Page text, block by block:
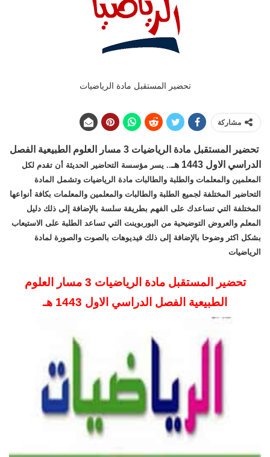
تحضير المستقبل مادة الرياضيات
مشاركة
تحضير المستقبل مادة الرياضيات 3 مسار العلوم الطبيعية الفصل
الدراسي الاول 1443 هـ
.. يسر مؤسسة التحاضير الحديثة أن تقدم لكل
المعلمين والمعلمات والطلبة والطالبات مادة الرياضيات وتشمل المادة
التحاضير المختلفة لجميع الطلبة والطالبات والمعلمين والمعلمات بكافة أنواعها
المختلفة التي تساعدك على الفهم بطريقة سلسة بالإضافة إلى ذلك دليل
المعلم والعروض التوضيحية من البوربوينت التي تساعد الطلبة على الاستيعاب
بشكل اكثر وضوحا بالإضافة إلى ذلك فيديوهات بالصوت والصورة لمادة
الرياضيات
تحضير المستقبل مادة الرياضيات 3 مسار العلوم
الطبيعية الفصل الدراسي الاول 1443 هـ